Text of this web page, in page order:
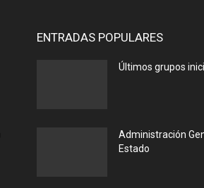
ENTRADAS POPULARES
Últimos grupos
Administración
Estado